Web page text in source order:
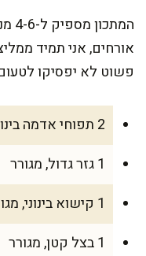
אורחים, אני תמיד
פשוט לא יפסיקו
2 תפוחי אדמה בינוניים, מגוררים
1 גזר גדול, מגורר
1 קישוא בינוני, מגורר וסחוט היטב
1 בצל קטן, מגורר